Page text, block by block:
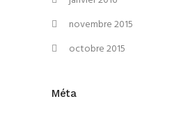
novembre 2015
octobre 2015
Méta